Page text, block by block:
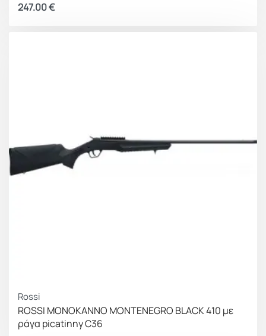
247.00€
Rossi
ROSSI ΜΟΝΟΚΑΝΝΟ MONTENEGRO BLACK 410 με
ράγα picatinny C36